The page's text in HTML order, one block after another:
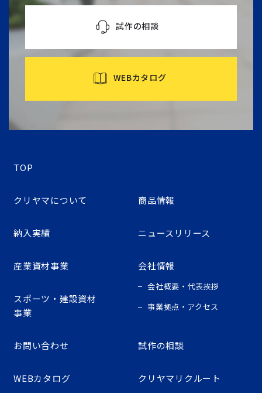
試作の相談
WEBカタログ
TOP
クリヤマについて 商品情報
納入実績 ニュースリリース
産業資材事業
スポーツ・建設資材
事業
会社情報
会社概要・代表挨拶
事業拠点・アクセス
お問い合わせ 試作の相談
WEBカタログ クリヤマリクルート